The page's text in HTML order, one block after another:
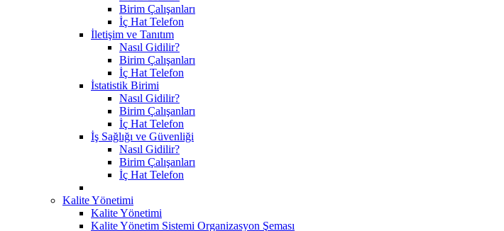
Birim Çalışanları
İç Hat Telefon
İletişim ve Tanıtım
Nasıl Gidilir?
Birim Çalışanları
İç Hat Telefon
İstatistik Birimi
Nasıl Gidilir?
Birim Çalışanları
İç Hat Telefon
İş Sağlığı ve Güvenliği
Nasıl Gidilir?
Birim Çalışanları
İç Hat Telefon
Kalite Yönetimi
Kalite Yönetimi
Kalite Yönetim Sistemi Organizasyon Şeması